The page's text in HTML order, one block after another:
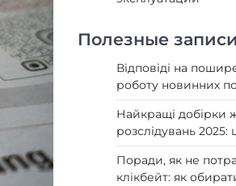
Полезные записи
Відповіді на
роботу новинних
Найкращі добірки
розслідувань
Поради, як не
клікбейт: як